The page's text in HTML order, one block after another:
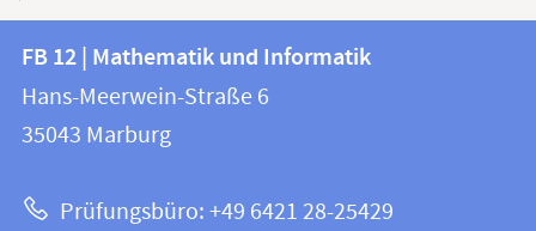
Kontakt
und
Informationen
FB
12
|
und
FB 12 | Mathematik und Informatik
Hans-Meerwein-Straße 6
35043 Marburg
Prüfungsbüro: +49 6421 28-25429